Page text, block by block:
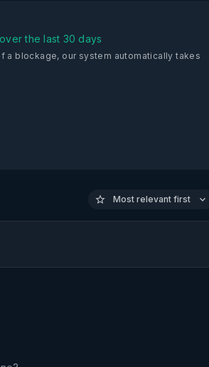
the last 30 days
a blockage, our system automatically takes
Most relevant first